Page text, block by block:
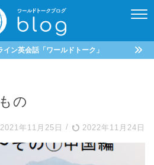
イン英会話「ワールドトーク」
の
2021年11月25日 / 2022年11月24日